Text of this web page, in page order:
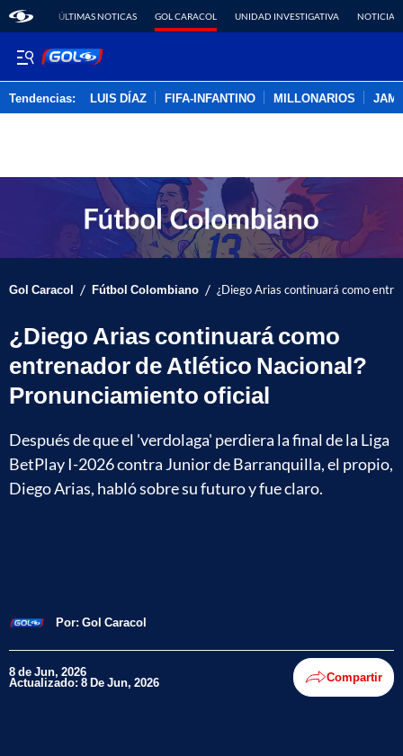
ÚLTIMAS NOTICAS GOL CARACOL UNIDAD INVESTIGATIVA NOTICIAS
Tendencias: LUIS DÍAZ FIFA-INFANTINO MILLONARIOS
Gol Caracol / Fútbol Colombiano / ¿Diego Arias continuará como
¿Diego Arias continuará como
entrenador de Atlético Nacional?
Pronunciamiento oficial
Después de que el 'verdolaga' perdiera la final de la Liga
BetPlay I-2026 contra Junior de Barranquilla, el propio,
Diego Arias, habló sobre su futuro y fue claro.
Por: Gol Caracol
8 de Jun, 2026
Actualizado: 8 De Jun, 2026 Compartir